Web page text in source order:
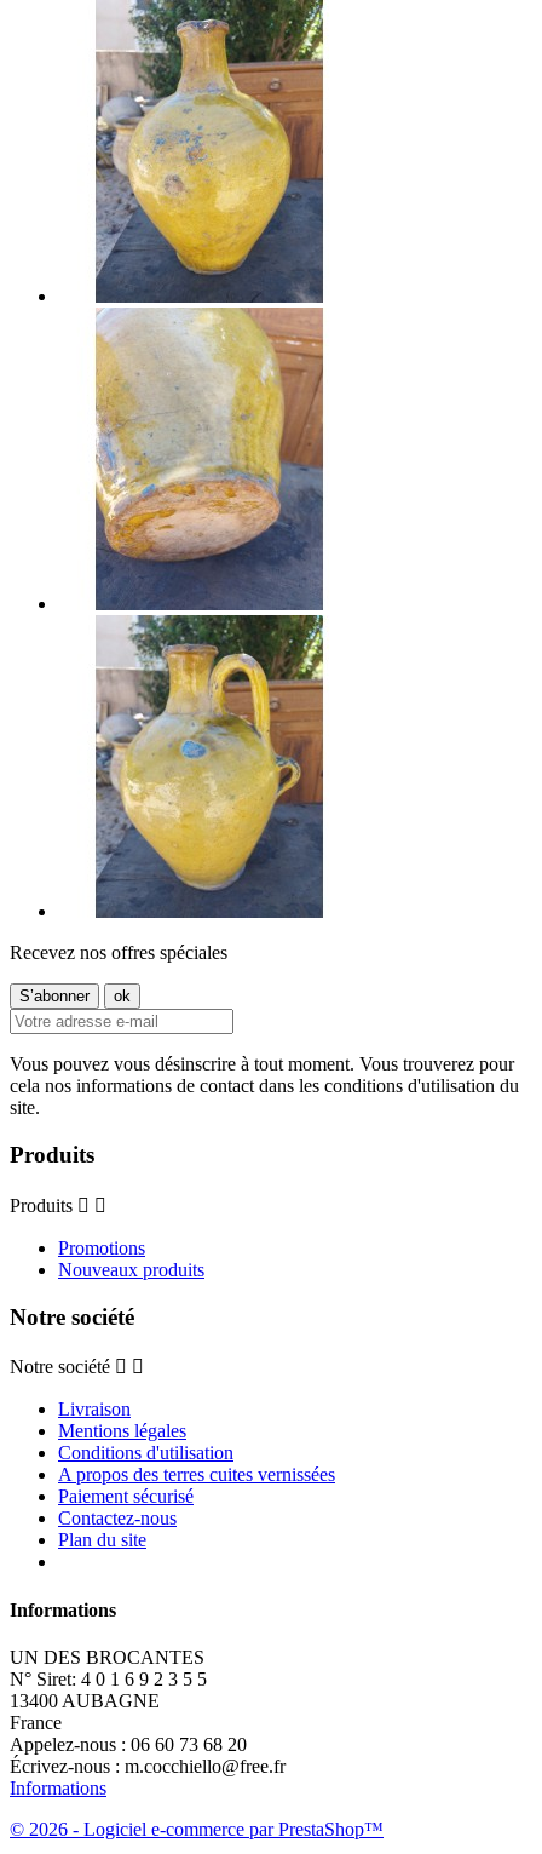
Recevez nos offres spéciales
Vous pouvez vous désinscrire à tout moment. Vous trouverez pour
cela nos informations de contact dans les conditions d'utilisation du
site.
Produits
Produits  
Promotions
Nouveaux produits
Notre société
Notre société  
Livraison
Mentions légales
Conditions d'utilisation
A propos des terres cuites vernissées
Paiement sécurisé
Contactez-nous
Plan du site
Informations
UN DES BROCANTES
N° Siret: 4 0 1 6 9 2 3 5 5
13400 AUBAGNE
France
Appelez-nous : 06 60 73 68 20
Écrivez-nous : m.cocchiello@free.fr
Informations
© 2026 - Logiciel e-commerce par PrestaShop™